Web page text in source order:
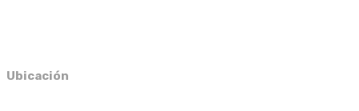
Ubicación